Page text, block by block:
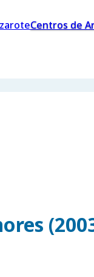
Centros de